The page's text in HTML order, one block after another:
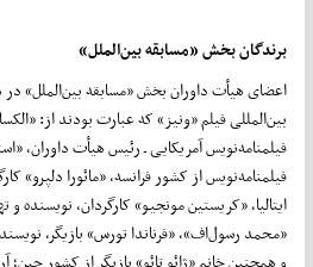
برندگان بخش «مسابقه بین‌الملل»
اعضای هیأت داوران بخش «مسابقه بین‌الملل» در
بین‌المللی فیلم «ونیز» که عبارت بودند از:
فیلمنامه‌نویس آمریکایی ـ رئیس هیأت داوران،
فیلمنامه‌نویس از کشور فرانسه، «مائورا دلپرو»
ایتالیا، «کریستین مونجیو» کارگردان، نویسنده و
«محمد رسول‌اف»، «فرناندا تورس» بازیگر،